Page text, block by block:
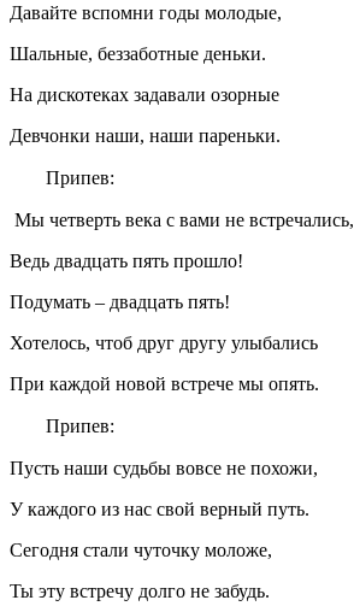
Давайте вспомни годы молодые,
Шальные, беззаботные деньки.
На дискотеках задавали озорные
Девчонки наши, наши пареньки.
Припев:
Мы четверть века с вами не встречались,
Ведь двадцать пять прошло!
Подумать – двадцать пять!
Хотелось, чтоб друг другу улыбались
При каждой новой встрече мы опять.
Припев:
Пусть наши судьбы вовсе не похожи,
У каждого из нас свой верный путь.
Сегодня стали чуточку моложе,
Ты эту встречу долго не забудь.